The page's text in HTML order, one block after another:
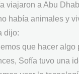
viajaron a Abu
había animales y
dijo:
que hacer algo
Sofía tuvo una